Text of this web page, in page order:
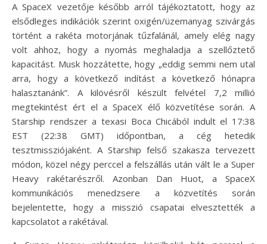
A SpaceX vezetője később arról tájékoztatott, hogy az
elsődleges indikációk szerint oxigén/üzemanyag szivárgás
történt a rakéta motorjának tűzfalánál, amely elég nagy
volt ahhoz, hogy a nyomás meghaladja a szellőztető
kapacitást. Musk hozzátette, hogy „eddig semmi nem utal
arra, hogy a következő indítást a következő hónapra
halasztanánk”. A kilövésről készült felvétel 7,2 millió
megtekintést ért el a SpaceX élő közvetítése során. A
Starship rendszer a texasi Boca Chicából indult el 17:38
EST (22:38 GMT) időpontban, a cég hetedik
tesztmissziójaként. A Starship felső szakasza tervezett
módon, közel négy perccel a felszállás után vált le a Super
Heavy rakétarészről. Azonban Dan Huot, a SpaceX
kommunikációs menedzsere a közvetítés során
bejelentette, hogy a misszió csapatai elvesztették a
kapcsolatot a rakétával.